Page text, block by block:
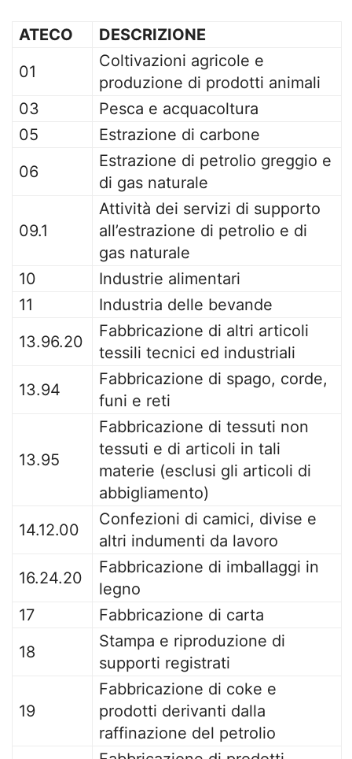
ATECO
DESCRIZIONE
01
Coltivazioni agricole e
produzione di prodotti animali
03
Pesca e acquacoltura
05
Estrazione di carbone
06
Estrazione di petrolio greggio e
di gas naturale
09.1
Attività dei servizi di supporto
all’estrazione di petrolio e di
gas naturale
10
Industrie alimentari
11
Industria delle bevande
13.96.20
Fabbricazione di altri articoli
tessili tecnici ed industriali
13.94
Fabbricazione di spago, corde,
funi e reti
13.95
Fabbricazione di tessuti non
tessuti e di articoli in tali
materie (esclusi gli articoli di
abbigliamento)
14.12.00
Confezioni di camici, divise e
altri indumenti da lavoro
16.24.20
Fabbricazione di imballaggi in
legno
17
Fabbricazione di carta
18
Stampa e riproduzione di
supporti registrati
19
Fabbricazione di coke e
prodotti derivanti dalla
raffinazione del petrolio